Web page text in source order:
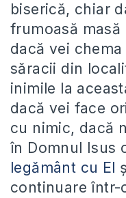
biserică, chiar
frumoasă
dacă vei
săracii din
inimile la
dacă vei face
cu nimic, dacă
în Domnul Isus
legământ cu El
continuare într-